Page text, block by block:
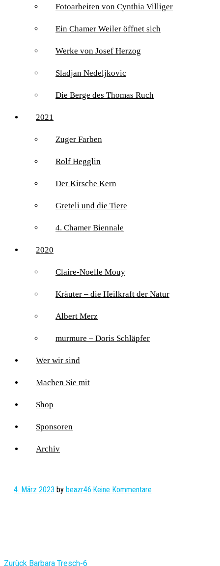
Fotoarbeiten von Cynthia Villiger
Ein Chamer Weiler öffnet sich
Werke von Josef Herzog
Sladjan Nedeljkovic
Die Berge des Thomas Ruch
2021
Zuger Farben
Rolf Hegglin
Der Kirsche Kern
Greteli und die Tiere
4. Chamer Biennale
2020
Claire-Noelle Mouy
Kräuter – die Heilkraft der Natur
Albert Merz
murmure – Doris Schläpfer
Wer wir sind
Machen Sie mit
Shop
Sponsoren
Archiv
4. März 2023 by beazr46· Keine Kommentare
Zurück Vorheriger
Barbara Tresch-6